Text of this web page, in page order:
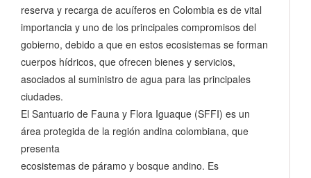
reserva y recarga de acuíferos en Colombia es de vital
importancia y uno de los principales compromisos del
gobierno, debido a que en estos ecosistemas se forman
cuerpos hídricos, que ofrecen bienes y servicios,
asociados al suministro de agua para las principales
ciudades.
El Santuario de Fauna y Flora Iguaque (SFFI) es un
área protegida de la región andina colombiana, que
presenta
ecosistemas de páramo y bosque andino. Es